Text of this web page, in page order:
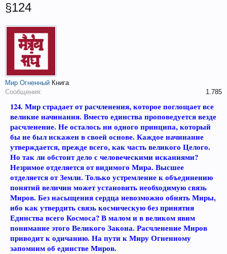
§124
Мир Огненный Книга
Сообщения:
1.785
124. Мир страдает от расчленения, которое поглощает все
великие начинания. Вместо единства проповедуется везде
расчленение. Не осталось ни одного принципа, который
бы не был искажен в своей основе. Каждое начинание
утверждается, прежде всего, как часть великого Целого.
Но так ли обстоит дело с человеческими исканиями?
Незримое отделяется от видимого Мира. Высшее
отделяется от Земли. Только устремление к объединению
понятий величин может установить необходимую связь
Миров. Без насыщения сердца невозможно обнять Миры,
ибо как утвердить связь космическую без принятия
Единства всего Космоса? В малом и в великом явим
понимание этого Великого Закона. Расчленение Миров
приводит к одичанию. На пути к Миру Огненному
запомним об единстве Миров.